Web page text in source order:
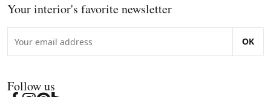
Your interior's favorite newsletter
OK
Follow us